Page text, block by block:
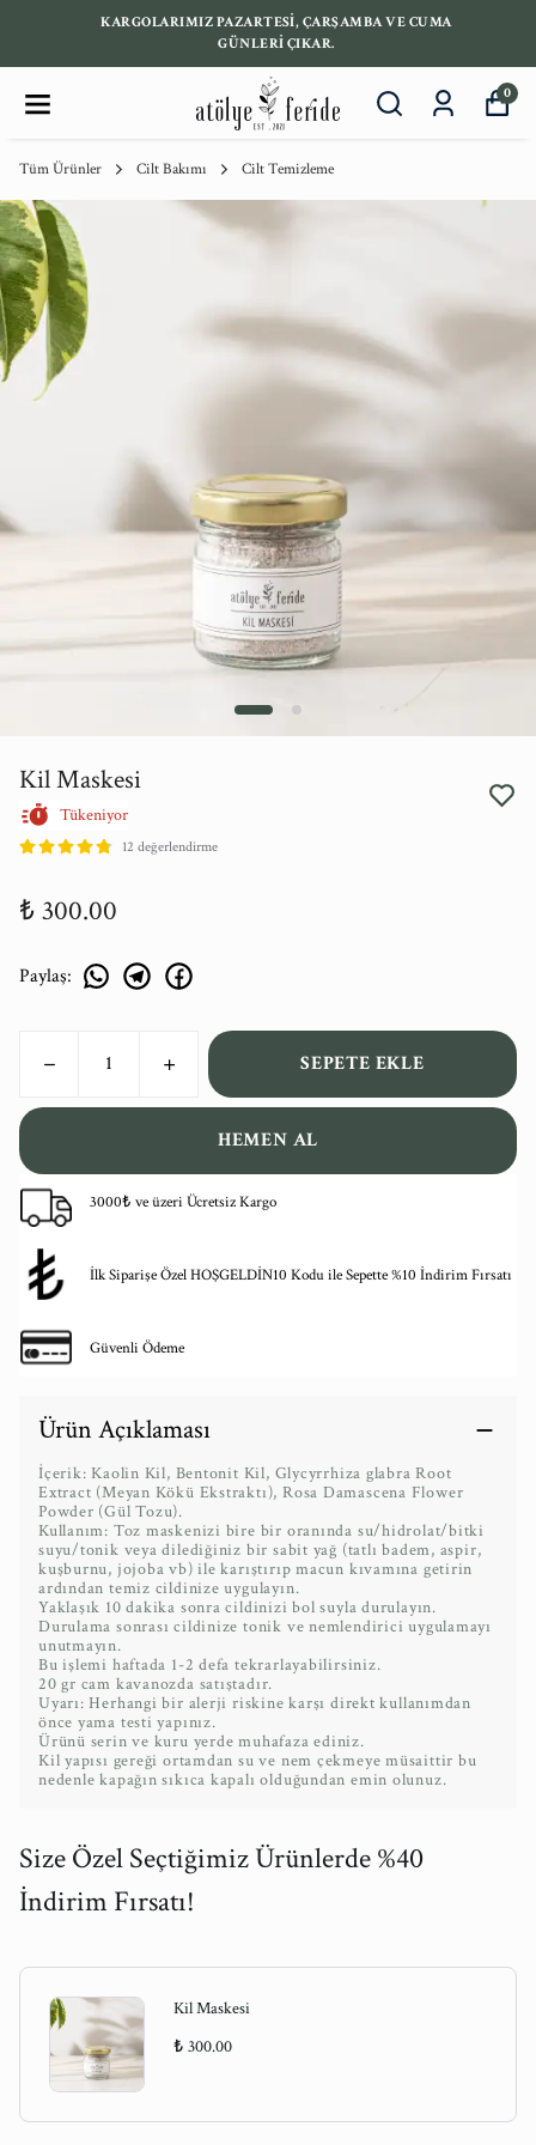
KARGOLARIMIZ PAZARTESİ, ÇARŞAMBA VE CUMA
GÜNLERİ ÇIKAR.
0
Tüm Ürünler Cilt Bakımı Cilt Temizleme
Kil Maskesi
Tükeniyor
12 değerlendirme
₺ 300.00
Paylaş:
SEPETE EKLE
HEMEN AL
3000₺ ve üzeri Ücretsiz Kargo
İlk Siparişe Özel HOŞGELDİN10 Kodu ile Sepette %10 İndirim Fırsatı
Güvenli Ödeme
Ürün Açıklaması
İçerik: Kaolin Kil, Bentonit Kil, Glycyrrhiza glabra Root
Extract (Meyan Kökü Ekstraktı), Rosa Damascena Flower
Powder (Gül Tozu).
Kullanım: Toz maskenizi bire bir oranında su/hidrolat/bitki
suyu/tonik veya dilediğiniz bir sabit yağ (tatlı badem, aspir,
kuşburnu, jojoba vb) ile karıştırıp macun kıvamına getirin
ardından temiz cildinize uygulayın.
Yaklaşık 10 dakika sonra cildinizi bol suyla durulayın.
Durulama sonrası cildinize tonik ve nemlendirici uygulamayı
unutmayın.
Bu işlemi haftada 1-2 defa tekrarlayabilirsiniz.
20 gr cam kavanozda satıştadır.
Uyarı: Herhangi bir alerji riskine karşı direkt kullanımdan
önce yama testi yapınız.
Ürünü serin ve kuru yerde muhafaza ediniz.
Kil yapısı gereği ortamdan su ve nem çekmeye müsaittir bu
nedenle kapağın sıkıca kapalı olduğundan emin olunuz.
Size Özel Seçtiğimiz Ürünlerde %40
İndirim Fırsatı!
Kil Maskesi
₺ 300.00